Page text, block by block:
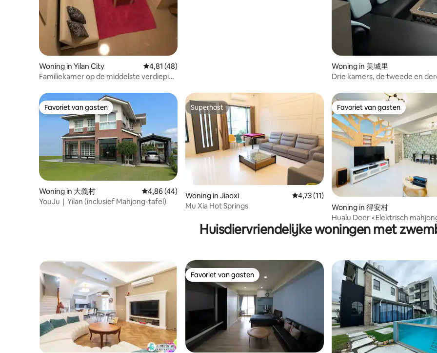
uitzicht terwijl u ontspant in de hottub.
Het is een geweldige plek om te
ontspannen. 😁B3 open parkeerplaats,
Kelan Land Bridge ligt pal naast het huis,
er is ook gratis parkeergelegenheid
onder de brug en op het park, 1 minuut
lopen naar de lobby. Accommodatie in
hotelstijl, gelegen naast de Kailan-brug
Toucheng-sportpark aan de overkant
van de straat. Je kunt bij zonsopgang of
zonsondergang wandelen of sporten,
omringd door het geluid van vogels en
de geur van bloemen. Ongeveer 1 km of
meer, Ok, 7-11 ligt op 300 ~ 500m
afstand, er is ook een wederzijdse, full
union supermarkt in de
buurt.Accommodatie in een hoogbouw
met een groot bubbelbad in de kamer,
zodat je tijdens het baden kunt genieten
van het uitzicht op de nacht, de bergen
en de zee.
schat aan oceaanrecreatiebronnen en
groene landscènes, Yilan biedt de
perfecte omgeving om te vertragen en
te genieten van de natuur op zijn best.
bij je verblijf, inchecktijd is na
uitchecktijd is 11.00 uur de
niet roken in de kamer, er zijn
tweepersoonskamers en een
vierpersoonskamer in dit huis,
tegelijkertijd boeken als je dat
hebt!Als je vragen hebt, regel: @
895rtqdm (vergeet niet om @
verblijft, is het maximum
personen maximaal twee
Herinner je eraan dat het extra
kamer is gelegd met een
tinnen katoenen latex
geheugenmatras)
Woning in Yilan City Gemiddelde beoordeling van 4,81 uit 5, 48 recensies
4,81 (48)
Familiekamer op de middelste verdieping
Woning in 美城里
Drie kamers, de tweede en
tweepersoonsbed op de
verdieping (naast het toilet),
tweepersoonsbed, een
en een extra opklapbed op de
verdieping
Favoriet van gasten
Favoriet van gasten
Woning in 大義村 Gemiddelde beoordeling van 4,86 uit 5, 44 recensies
4,86 (44)
YouJu｜Yilan (inclusief Mahjong-tafel)
Superhost
Superhost
Woning in Jiaoxi Gemiddelde beoordeling van 4,73 uit 5, 11
4,73 (11)
Mu Xia Hot Springs
Favoriet van gasten
Favoriet van gasten
Woning in 得安村
Hualu Deer <Elektrisch
Netflix, originele geluid en
Lees eerst de huisregels
Huisdiervriendelijke woningen met
Favoriet van gasten
Favoriet van gasten